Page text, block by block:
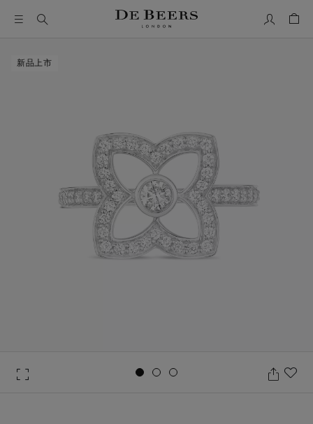
新品上市